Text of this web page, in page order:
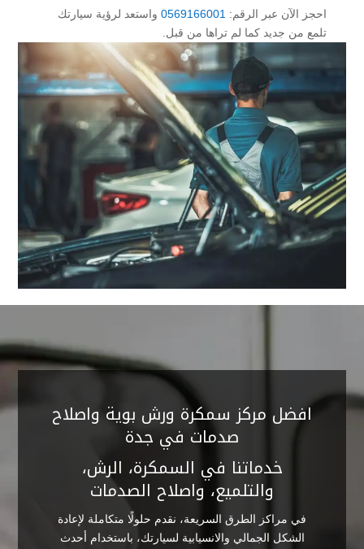
احجز الآن عبر الرقم:0569166001 واستعد لرؤية سيارتك
تلمع من جديد كما لم تراها من قبل.
افضل مركز سمكرة ورش بوية واصلاح
صدمات في جدة
خدماتنا في السمكرة، الرش،
والتلميع، واصلاح الصدمات
في مراكز الطرق السريعة، نقدم حلولًا متكاملة لإعادة
الشكل الجمالي والانسيابية لسيارتك، باستخدام أحدث